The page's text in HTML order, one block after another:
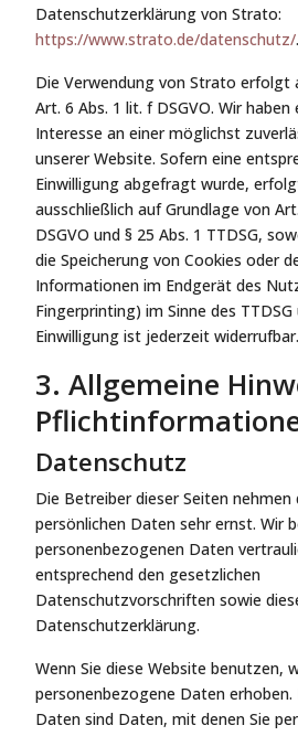
Datenschutzerklärung von Strato:
https://www.strato.de/datenschutz/.
Die Verwendung von Strato erfolgt
Art. 6 Abs. 1 lit. f DSGVO. Wir
Interesse an einer möglichst
unserer Website. Sofern eine
Einwilligung abgefragt wurde,
ausschließlich auf Grundlage von
DSGVO und § 25 Abs. 1 TTDSG,
die Speicherung von Cookies oder
Informationen im Endgerät des
Fingerprinting) im Sinne des
Einwilligung ist jederzeit widerrufbar.
3. Allgemeine
Datenschutz
Die Betreiber dieser Seiten nehmen
persönlichen Daten sehr ernst. Wir
personenbezogenen Daten
entsprechend den gesetzlichen
Datenschutzvorschriften sowie
Datenschutzerklärung.
Wenn Sie diese Website benutzen,
personenbezogene Daten
Daten sind Daten, mit denen Sie